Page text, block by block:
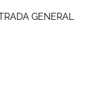
GENERAL